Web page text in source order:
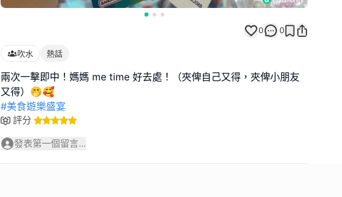
0 0
吹水 熱話
兩次一擊即中！媽媽 me time 好去處！（夾俾自己又得，夾俾小朋友
#美食遊樂盛宴
評分
發表第一個留言...